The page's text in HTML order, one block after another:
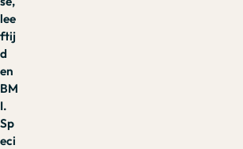
lee
ftij
d
en
BM
I.
Sp
eci